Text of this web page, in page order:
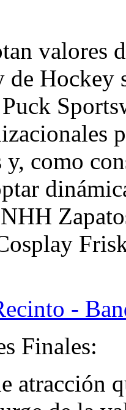
valores
de
como
-
Finales:
atracción